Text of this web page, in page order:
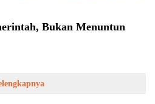
Bukan Menuntun